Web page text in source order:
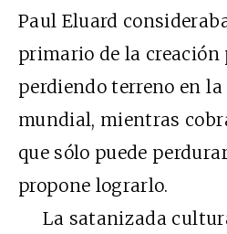
Paul Eluard
primario de la creación
perdiendo terreno en
mundial, mientras
que sólo puede
propone lograrlo.
La satanizada